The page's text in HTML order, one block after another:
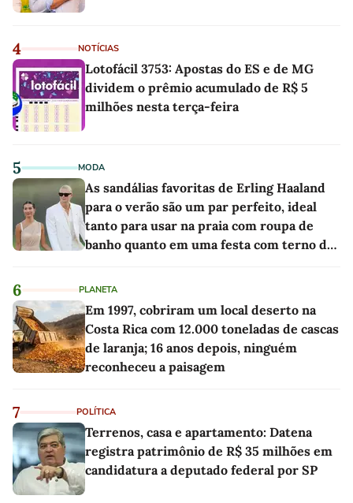
4 NOTÍCIAS
Lotofácil 3753: Apostas do ES e de MG
dividem o prêmio acumulado de R$ 5
milhões nesta terça-feira
5 MODA
As sandálias favoritas de Erling Haaland
para o verão são um par perfeito, ideal
tanto para usar na praia com roupa de
banho quanto em uma festa com terno de
6 PLANETA
Em 1997, cobriram um local deserto na
Costa Rica com 12.000 toneladas de cascas
de laranja; 16 anos depois, ninguém
reconheceu a paisagem
7 POLÍTICA
Terrenos, casa e apartamento: Datena
registra patrimônio de R$ 35 milhões em
candidatura a deputado federal por SP